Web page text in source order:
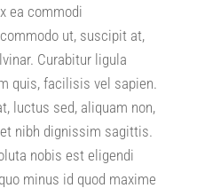
ea commodi
commodo ut, suscipit at,
. Curabitur ligula
quis,facilisis vel sapien.
, luctus sed, aliquam non,
nibh dignissim sagittis.
nobis est eligendi
minus id quod maxime